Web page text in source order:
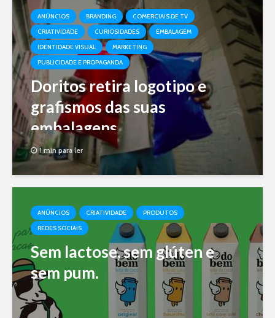
ANÚNCIOS BRANDING
COMERCIAIS DE TV
CRIATIVIDADE
CURIOSIDADES
EMBALAGEM
IDENTIDADE VISUAL
MARKETING
PUBLICIDADE E PROPAGANDA
Doritos retira logotipo e
grafismos das suas
embalagens
1 min para ler
ANÚNCIOS CRIATIVIDADE
PRODUTOS
REDES SOCIAIS
Sem lactose, sem glúten e
sem pum.